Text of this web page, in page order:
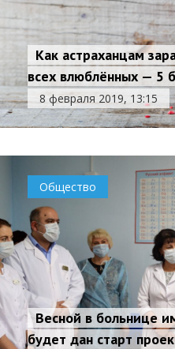
Как астраханцам
всех влюблённых — 5
8 февраля 2019, 13:15
Общество
Весной в больнице
будет дан старт